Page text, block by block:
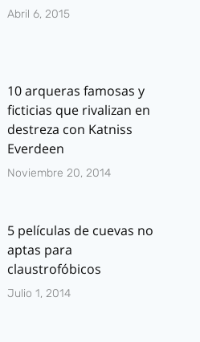
Abril 6, 2015
10 arqueras famosas y
ficticias que rivalizan en
destreza con Katniss
Everdeen
Noviembre 20, 2014
5 películas de cuevas no
aptas para
claustrofóbicos
Julio 1, 2014